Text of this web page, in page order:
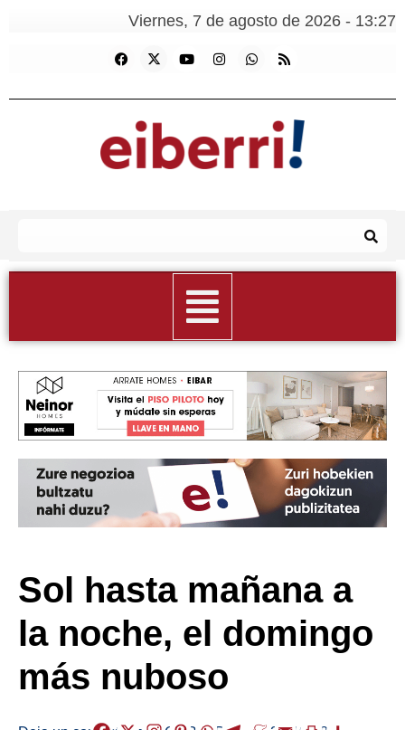
Viernes, 7 de agosto de 2026 - 13:27
Sol hasta mañana a
la noche, el domingo
más nuboso